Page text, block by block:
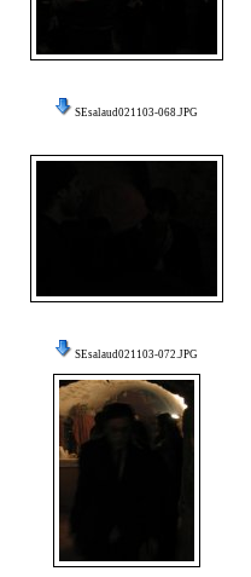
SEsalaud021103-068.JPG
SEsalaud021103-072.JPG